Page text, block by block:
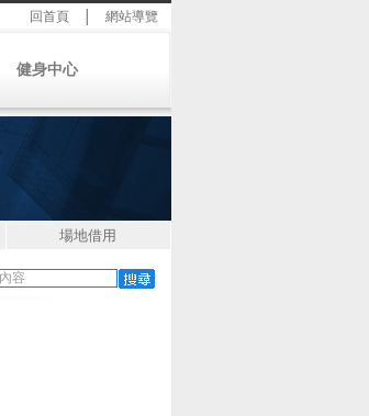
回首頁│ 網站導覽
健身中心
場地借用